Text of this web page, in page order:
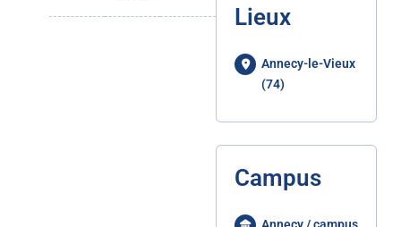
Lieux
Annecy-le-Vieux
(74)
Campus